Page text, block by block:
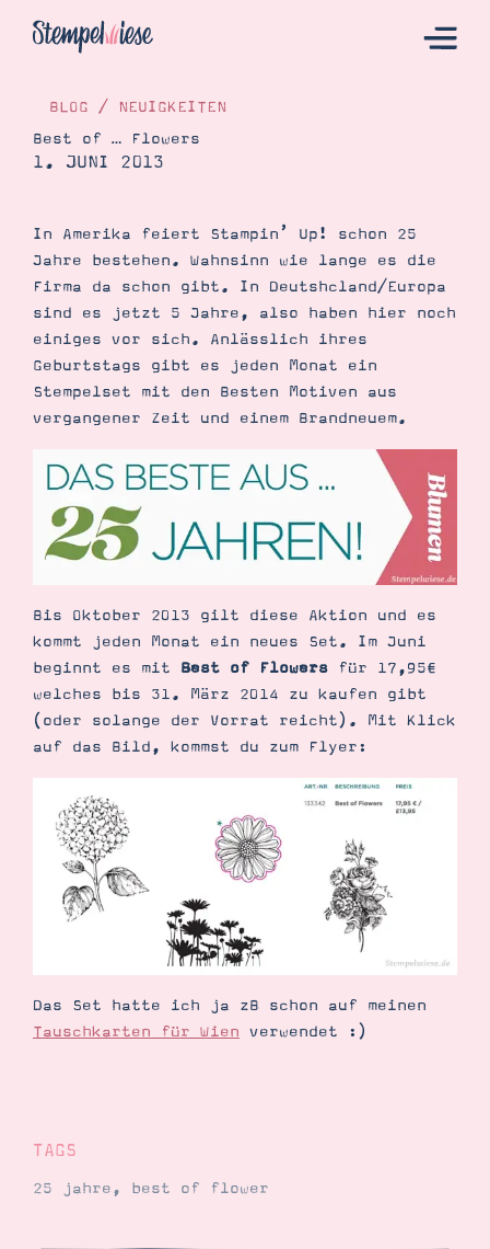
Katalog
Bestellen
Kontakt
Angebote
Demonstrator werden
Blog
Gutscheine
Produkte erklärt
Über Stampin’ Up!
BLOG / NEUIGKEITEN
Best of … Flowers
1. JUNI 2013
In Amerika feiert Stampin’ Up! schon 25
Jahre bestehen. Wahnsinn wie lange es die
Firma da schon gibt. In Deutshcland/Europa
sind es jetzt 5 Jahre, also haben hier noch
einiges vor sich. Anlässlich ihres
Geburtstags gibt es jeden Monat ein
Stempelset mit den Besten Motiven aus
vergangener Zeit und einem Brandneuem.
Bis Oktober 2013 gilt diese Aktion und es
kommt jeden Monat ein neues Set. Im Juni
beginnt es mit Best of Flowers für 17,95€
welches bis 31. März 2014 zu kaufen gibt
(oder solange der Vorrat reicht). Mit Klick
auf das Bild, kommst du zum Flyer:
Das Set hatte ich ja zB schon auf meinen
Tauschkarten für Wien verwendet :)
TAGS
25 jahre, best of flower